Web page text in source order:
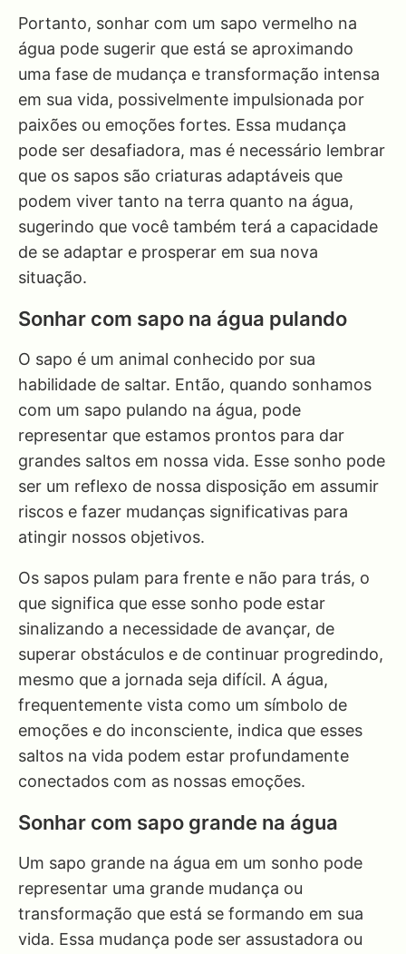
Portanto, sonhar com um sapo vermelho na
água pode sugerir que está se aproximando
uma fase de mudança e transformação intensa
em sua vida, possivelmente impulsionada por
paixões ou emoções fortes. Essa mudança
pode ser desafiadora, mas é necessário lembrar
que os sapos são criaturas adaptáveis que
podem viver tanto na terra quanto na água,
sugerindo que você também terá a capacidade
de se adaptar e prosperar em sua nova
situação.
Sonhar com sapo na água pulando
O sapo é um animal conhecido por sua
habilidade de saltar. Então, quando sonhamos
com um sapo pulando na água, pode
representar que estamos prontos para dar
grandes saltos em nossa vida. Esse sonho pode
ser um reflexo de nossa disposição em assumir
riscos e fazer mudanças significativas para
atingir nossos objetivos.
Os sapos pulam para frente e não para trás, o
que significa que esse sonho pode estar
sinalizando a necessidade de avançar, de
superar obstáculos e de continuar progredindo,
mesmo que a jornada seja difícil. A água,
frequentemente vista como um símbolo de
emoções e do inconsciente, indica que esses
saltos na vida podem estar profundamente
conectados com as nossas emoções.
Sonhar com sapo grande na água
Um sapo grande na água em um sonho pode
representar uma grande mudança ou
transformação que está se formando em sua
vida. Essa mudança pode ser assustadora ou